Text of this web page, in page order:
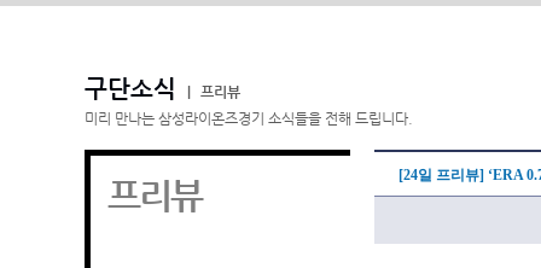
구단소식
프리뷰
미리 만나는 삼성라이온즈경기 소식들을 전해 드립니다.
프리뷰 [24일 프리뷰] ‘ERA